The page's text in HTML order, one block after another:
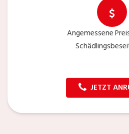
Angemessene
JETZT